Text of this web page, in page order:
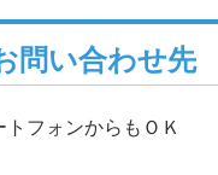
問い合わせ先
フォンからもＯＫ